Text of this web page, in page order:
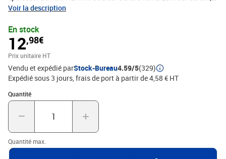
papier, plastique, verre, métal, bois, et autres matériaux. L'encre
cap-off peut rester ouvert pendant 2-3 jours sans sécher. L'encre
est faible en odeur, sans toluène et xylène. Modèle de poche fine
equipé d'un capuchon avec clip pratique., PHOTOS NON
CONTRACTUELLES
Voir la description
En stock
12,98€
Prix unitaire HT
Vendu et expédié parStock-Bureau4.59/5(329)
Expédié sous 3 jours, frais de port à partir de 4,58 € HT
Quantité
Quantité : 1
Quantité max.